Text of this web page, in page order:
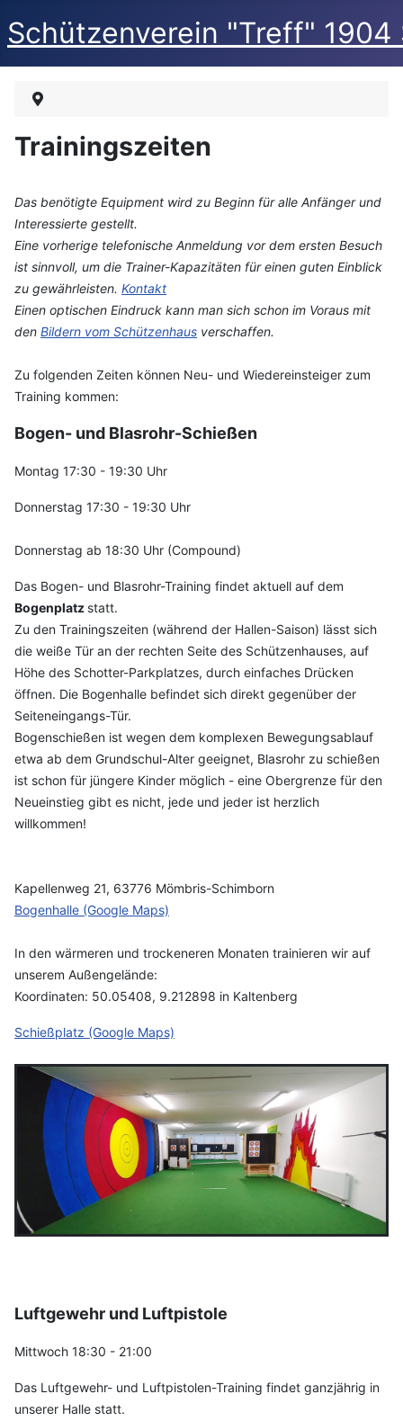
Schützenverein "Treff" 1904
Trainingszeiten
Das benötigte Equipment wird zu Beginn für alle Anfänger und
Interessierte gestellt.
Eine vorherige telefonische Anmeldung vor dem ersten Besuch
ist sinnvoll, um die Trainer-Kapazitäten für einen guten Einblick
zu gewährleisten. Kontakt
Einen optischen Eindruck kann man sich schon im Voraus mit
den Bildern vom Schützenhaus verschaffen.
Zu folgenden Zeiten können Neu- und Wiedereinsteiger zum
Training kommen:
Bogen- und Blasrohr-Schießen
Montag 17:30 - 19:30 Uhr
Donnerstag 17:30 - 19:30 Uhr
Donnerstag ab 18:30 Uhr (Compound)
Das Bogen- und Blasrohr-Training findet aktuell auf dem
Bogenplatz statt.
Zu den Trainingszeiten (während der Hallen-Saison) lässt sich
die weiße Tür an der rechten Seite des Schützenhauses, auf
Höhe des Schotter-Parkplatzes, durch einfaches Drücken
öffnen. Die Bogenhalle befindet sich direkt gegenüber der
Seiteneingangs-Tür.
Bogenschießen ist wegen dem komplexen Bewegungsablauf
etwa ab dem Grundschul-Alter geeignet, Blasrohr zu schießen
ist schon für jüngere Kinder möglich - eine Obergrenze für den
Neueinstieg gibt es nicht, jede und jeder ist herzlich
willkommen!
Kapellenweg 21, 63776 Mömbris-Schimborn
Bogenhalle (Google Maps)
In den wärmeren und trockeneren Monaten trainieren wir auf
unserem Außengelände:
Koordinaten: 50.05408, 9.212898 in Kaltenberg
Schießplatz (Google Maps)
Luftgewehr und Luftpistole
Mittwoch 18:30 - 21:00
Das Luftgewehr- und Luftpistolen-Training findet ganzjährig in
unserer Halle statt.